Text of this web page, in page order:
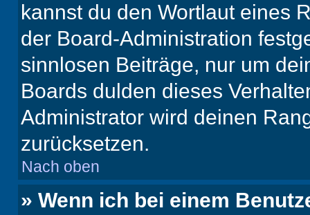
kannst du den Wortlaut eines
der Board-Administration
sinnlosen Beiträge, nur um
Boards dulden dieses
Administrator wird deinen
zurücksetzen.
Nach oben
» Wenn ich bei einem